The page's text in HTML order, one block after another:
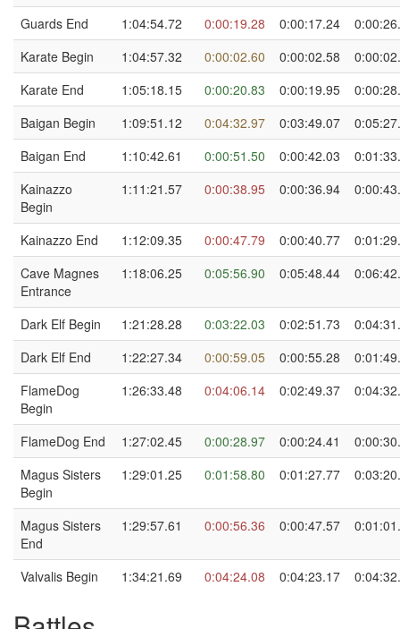
Guards End
1:04:54.72 0:00:19.28 0:00:17.24
Karate Begin
1:04:57.32 0:00:02.60 0:00:02.58
Karate End
1:05:18.15 0:00:20.83 0:00:19.95
Baigan Begin
1:09:51.12 0:04:32.97 0:03:49.07
Baigan End
1:10:42.61 0:00:51.50 0:00:42.03
Kainazzo
Begin
1:11:21.57 0:00:38.95 0:00:36.94
Kainazzo End 1:12:09.35 0:00:47.79 0:00:40.77
Cave Magnes
Entrance
1:18:06.25 0:05:56.90 0:05:48.44
Dark Elf Begin 1:21:28.28 0:03:22.03 0:02:51.73
Dark Elf End
1:22:27.34 0:00:59.05 0:00:55.28
FlameDog
Begin
1:26:33.48 0:04:06.14 0:02:49.37
FlameDog End 1:27:02.45 0:00:28.97 0:00:24.41
Magus Sisters
Begin
1:29:01.25 0:01:58.80 0:01:27.77
Magus Sisters
End
1:29:57.61 0:00:56.36 0:00:47.57
Valvalis Begin 1:34:21.69 0:04:24.08 0:04:23.17